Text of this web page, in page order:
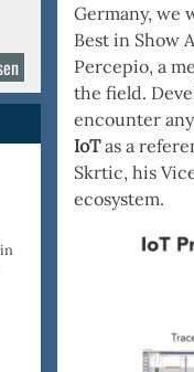
über
Percepio
Germany, we
Best in Show
Percepio, a
the field.
encounter
IoTas a
Skrtic, his
ecosystem.